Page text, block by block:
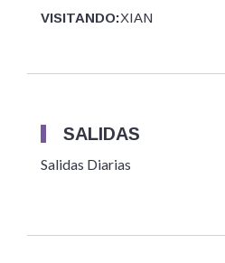
VISITANDO:XIAN
SALIDAS
Salidas Diarias